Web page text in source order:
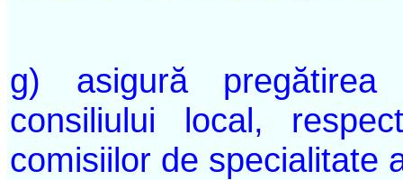
g) asigură pregătirea
consiliului local,
comisiilor de specialitate